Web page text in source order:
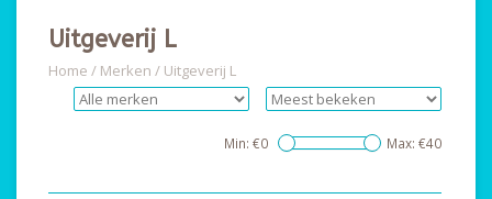
Uitgeverij L
Home / Merken / Uitgeverij L
Min: €0 Max: €40